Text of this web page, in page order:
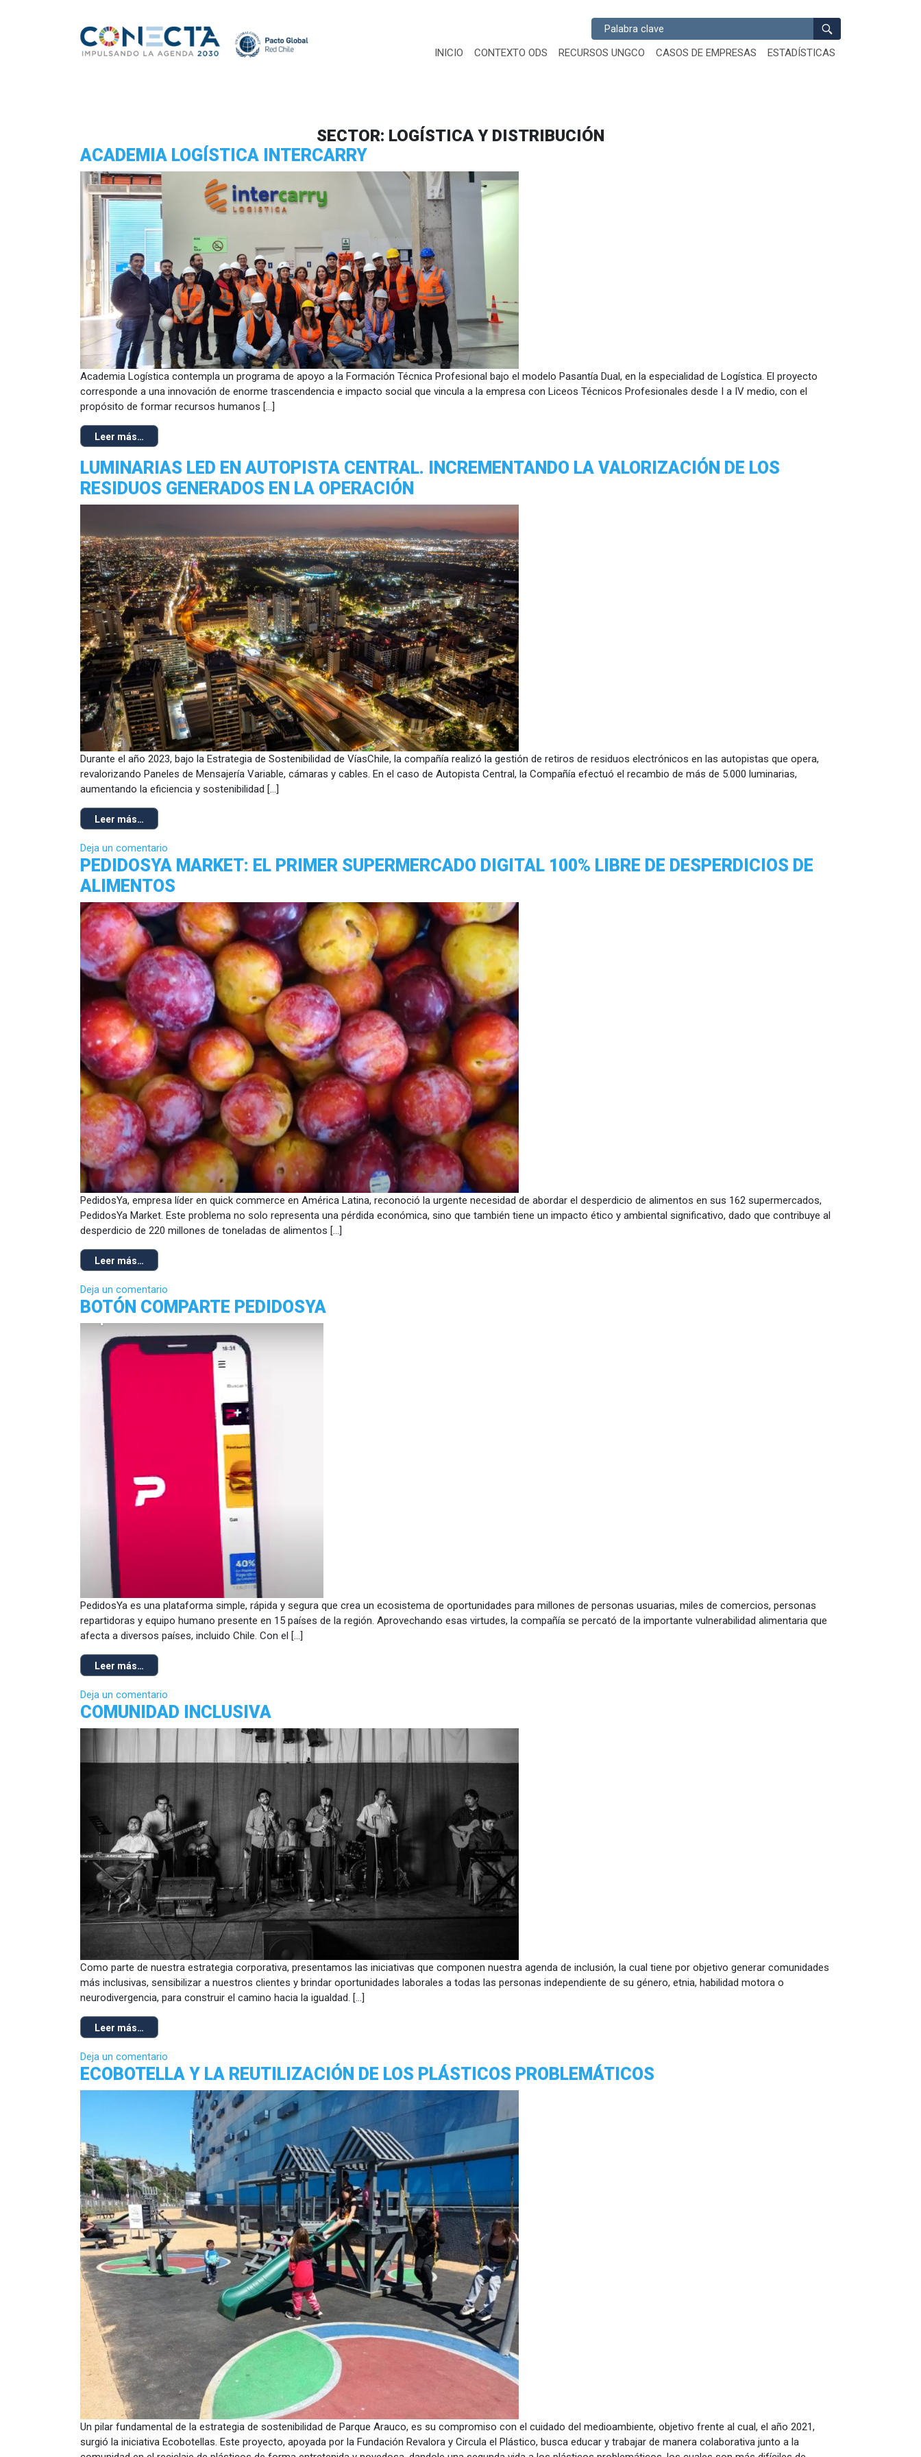
Buscar
INICIO CONTEXTO ODS RECURSOS UNGCO CASOS DE EMPRESAS ESTADÍSTICAS
SECTOR: LOGÍSTICA Y DISTRIBUCIÓN
ACADEMIA LOGÍSTICA INTERCARRY
Academia Logística contempla un programa de apoyo a la Formación Técnica Profesional bajo el modelo Pasantía Dual, en la especialidad de Logística. El proyecto
corresponde a una innovación de enorme trascendencia e impacto social que vincula a la empresa con Liceos Técnicos Profesionales desde I a IV medio, con el
propósito de formar recursos humanos […]
Leer más…
LUMINARIAS LED EN AUTOPISTA CENTRAL. INCREMENTANDO LA VALORIZACIÓN DE LOS
RESIDUOS GENERADOS EN LA OPERACIÓN
Durante el año 2023, bajo la Estrategia de Sostenibilidad de VíasChile, la compañía realizó la gestión de retiros de residuos electrónicos en las autopistas que opera,
revalorizando Paneles de Mensajería Variable, cámaras y cables. En el caso de Autopista Central, la Compañía efectuó el recambio de más de 5.000 luminarias,
aumentando la eficiencia y sostenibilidad […]
Leer más…
Deja un comentario
PEDIDOSYA MARKET: EL PRIMER SUPERMERCADO DIGITAL 100% LIBRE DE DESPERDICIOS DE
ALIMENTOS
PedidosYa, empresa líder en quick commerce en América Latina, reconoció la urgente necesidad de abordar el desperdicio de alimentos en sus 162 supermercados,
PedidosYa Market. Este problema no solo representa una pérdida económica, sino que también tiene un impacto ético y ambiental significativo, dado que contribuye al
desperdicio de 220 millones de toneladas de alimentos […]
Leer más…
Deja un comentario
BOTÓN COMPARTE PEDIDOSYA
PedidosYa es una plataforma simple, rápida y segura que crea un ecosistema de oportunidades para millones de personas usuarias, miles de comercios, personas
repartidoras y equipo humano presente en 15 países de la región. Aprovechando esas virtudes, la compañía se percató de la importante vulnerabilidad alimentaria que
afecta a diversos países, incluido Chile. Con el […]
Leer más…
Deja un comentario
COMUNIDAD INCLUSIVA
Como parte de nuestra estrategia corporativa, presentamos las iniciativas que componen nuestra agenda de inclusión, la cual tiene por objetivo generar comunidades
más inclusivas, sensibilizar a nuestros clientes y brindar oportunidades laborales a todas las personas independiente de su género, etnia, habilidad motora o
neurodivergencia, para construir el camino hacia la igualdad. […]
Leer más…
Deja un comentario
ECOBOTELLA Y LA REUTILIZACIÓN DE LOS PLÁSTICOS PROBLEMÁTICOS
Un pilar fundamental de la estrategia de sostenibilidad de Parque Arauco, es su compromiso con el cuidado del medioambiente, objetivo frente al cual, el año 2021,
surgió la iniciativa Ecobotellas. Este proyecto, apoyada por la Fundación Revalora y Circula el Plástico, busca educar y trabajar de manera colaborativa junto a la